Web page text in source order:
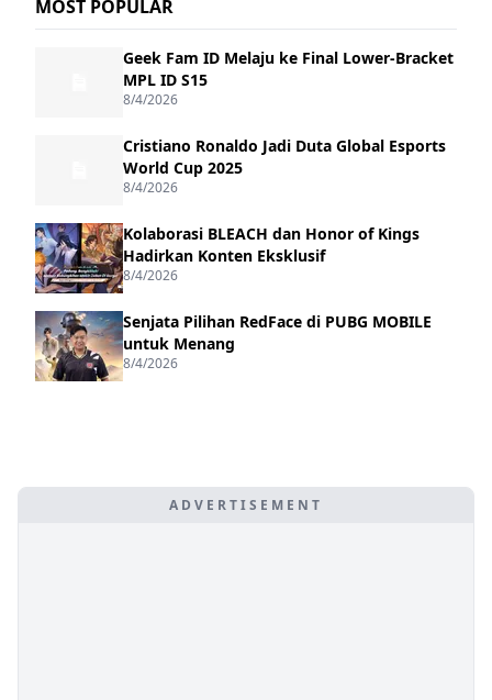
MOST POPULAR
Geek Fam ID Melaju ke Final Lower-Bracket
MPL ID S15
8/4/2026
Cristiano Ronaldo Jadi Duta Global Esports
World Cup 2025
8/4/2026
Kolaborasi BLEACH dan Honor of Kings
Hadirkan Konten Eksklusif
8/4/2026
Senjata Pilihan RedFace di PUBG MOBILE
untuk Menang
8/4/2026
ADVERTISEMENT